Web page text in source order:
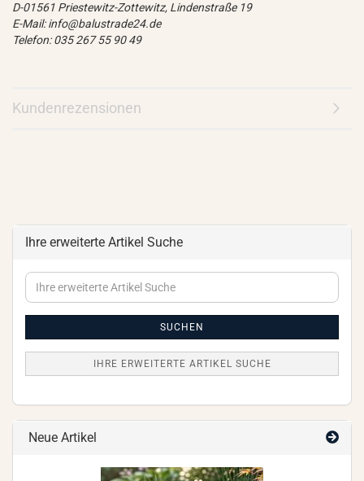
D-01561 Priestewitz-Zottewitz, Lindenstraße 19
E-Mail: info@balustrade24.de
Telefon: 035 267 55 90 49
Kundenrezensionen
Ihre erweiterte Artikel Suche
Ihre
erweiterte
SUCHEN
IHRE ERWEITERTE ARTIKEL SUCHE
Neue Artikel